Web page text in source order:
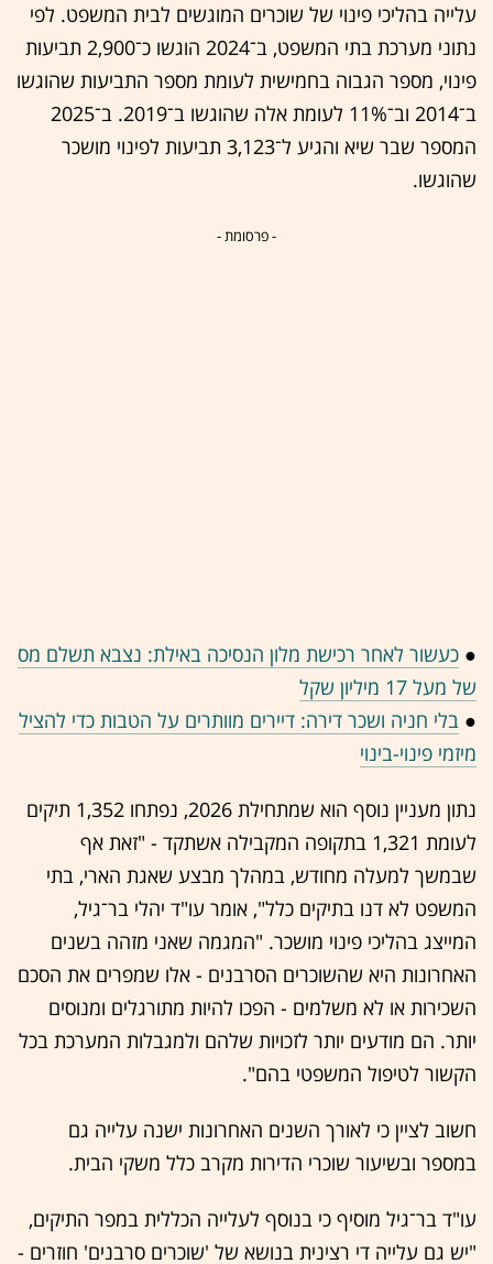
עלייה בהליכי פינוי של שוכרים המוגשים לבית המשפט. לפי
נתוני מערכת בתי המשפט, ב־2024 הוגשו כ־2,900 תביעות
פינוי, מספר הגבוה בחמישית לעומת מספר התביעות שהוגשו
ב־2014 וב־11% לעומת אלה שהוגשו ב־2019. ב־2025
המספר שבר שיא והגיע ל־3,123 תביעות לפינוי מושכר
שהוגשו.
- פרסומת -
● כעשור לאחר רכישת מלון הנסיכה באילת: נצבא תשלם מס
של מעל 17 מיליון שקל
● בלי חניה ושכר דירה: דיירים מוותרים על הטבות כדי להציל
מיזמי פינוי-בינוי
נתון מעניין נוסף הוא שמתחילת 2026, נפתחו 1,352 תיקים
לעומת 1,321 בתקופה המקבילה אשתקד - "זאת אף
שבמשך למעלה מחודש, במהלך מבצע שאגת הארי, בתי
המשפט לא דנו בתיקים כלל", אומר עו"ד יהלי בר־גיל,
המייצג בהליכי פינוי מושכר. "המגמה שאני מזהה בשנים
האחרונות היא שהשוכרים הסרבנים - אלו שמפרים את הסכם
השכירות או לא משלמים - הפכו להיות מתורגלים ומנוסים
יותר. הם מודעים יותר לזכויות שלהם ולמגבלות המערכת בכל
הקשור לטיפול המשפטי בהם".
חשוב לציין כי לאורך השנים האחרונות ישנה עלייה גם
במספר ובשיעור שוכרי הדירות מקרב כלל משקי הבית.
עו"ד בר־גיל מוסיף כי בנוסף לעלייה הכללית במפר התיקים,
"יש גם עלייה די רצינית בנושא של 'שוכרים סרבנים' חוזרים -